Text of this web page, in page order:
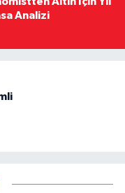
Analizi